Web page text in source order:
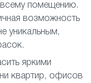
всему помещению.
возможность
уникальным,
яркими
квартир, офисов